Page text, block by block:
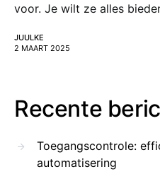
voor. Je wilt ze alles
JUULKE
2 MAART 2025
Recente
Toegangscontrole:
automatisering